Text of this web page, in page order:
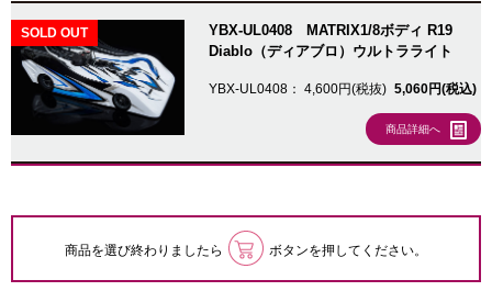
YBX-UL0408 MATRIX1/8ボディ R19
Diablo（ディアブロ）ウルトラライト
YBX-UL0408： 4,600円(税抜) 5,060円(税込)
商品詳細へ
SOLD OUT
商品を選び終わりましたら ボタンを押してください。